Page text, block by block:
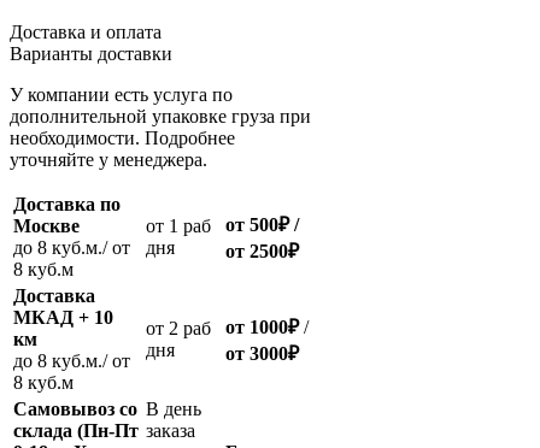
Доставка и оплата
Варианты доставки
У компании есть услуга по
дополнительной упаковке груза при
необходимости. Подробнее
уточняйте у менеджера.
Доставка по
Москве
до 8 куб.м./ от
8 куб.м
oт 1 раб
дня
от 500₽/
от 2500₽
Доставка
МКАД + 10
км
до 8 куб.м./ от
8 куб.м
oт 2 раб
дня
от 1000₽/
от 3000₽
Самовывоз со
склада (Пн-Пт
В день
заказа